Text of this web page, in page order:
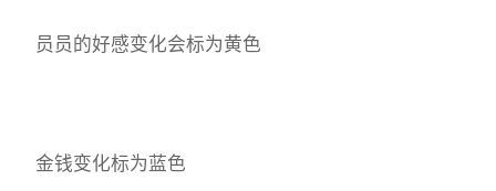
员员的好感变化会标为黄色
金钱变化标为蓝色